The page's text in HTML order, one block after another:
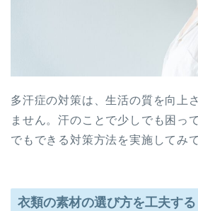
多汗症の対策は、生活の質を向上
ません。汗のことで少しでも困っ
でもできる対策方法を実施してみ
衣類の素材の選び方を工夫する